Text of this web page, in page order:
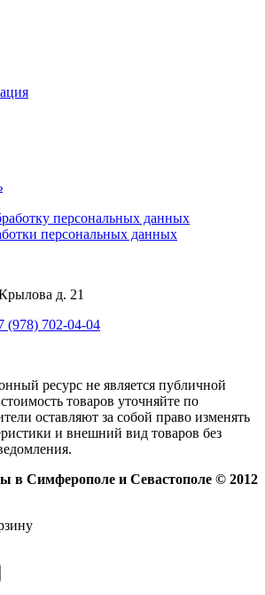
персональных данных
персональных данных
д. 21
(978) 702-04-04
ресурс не является публичной
товаров уточняйте по
оставляют за собой право изменять
и внешний вид товаров без
в Симферополе и Севастополе © 2012